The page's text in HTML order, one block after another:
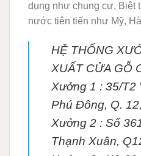
dụng như chung cư, Biệt
nước tiên tiến như Mỹ,
HỆ THỐNG
XUẤT CỬA GỖ
Xưởng 1 : 35/T2
Phú Đông, Q.
Xưởng 2 : Số
Thạnh Xuân,